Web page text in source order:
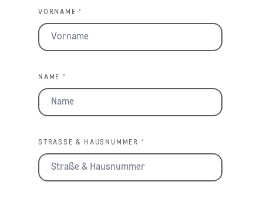
VORNAME *
NAME *
STRASSE & HAUSNUMMER *